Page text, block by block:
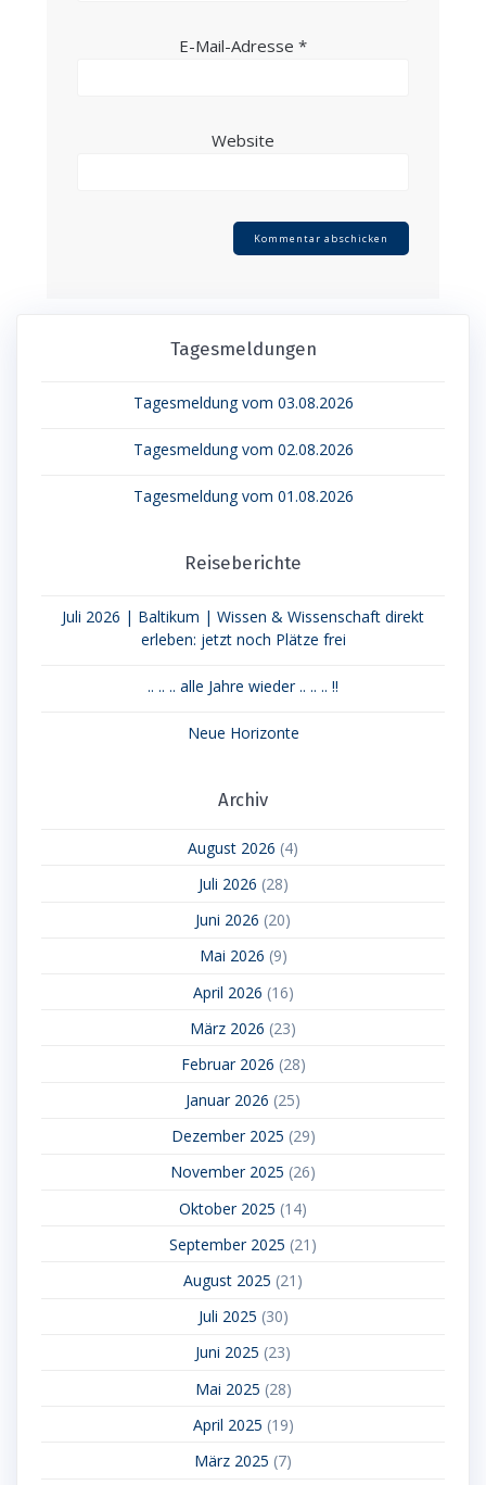
E-Mail-Adresse *
Website
Tagesmeldungen
Tagesmeldung vom 03.08.2026
Tagesmeldung vom 02.08.2026
Tagesmeldung vom 01.08.2026
Reiseberichte
Juli 2026 | Baltikum | Wissen & Wissenschaft direkt
erleben: jetzt noch Plätze frei
.. .. .. alle Jahre wieder .. .. .. !!
Neue Horizonte
Archiv
August 2026 (4)
Juli 2026 (28)
Juni 2026 (20)
Mai 2026 (9)
April 2026 (16)
März 2026 (23)
Februar 2026 (28)
Januar 2026 (25)
Dezember 2025 (29)
November 2025 (26)
Oktober 2025 (14)
September 2025 (21)
August 2025 (21)
Juli 2025 (30)
Juni 2025 (23)
Mai 2025 (28)
April 2025 (19)
März 2025 (7)